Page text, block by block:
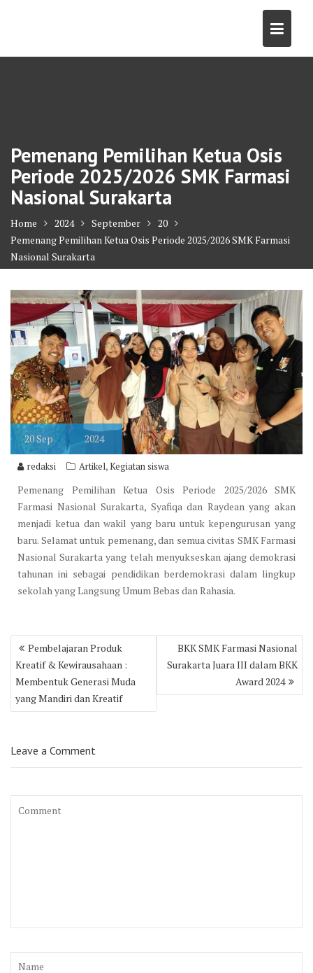
Pemenang Pemilihan Ketua Osis
Periode 2025/2026 SMK Farmasi
Nasional Surakarta
Home 2024 September
20
Pemenang Pemilihan Ketua Osis Periode 2025/2026 SMK Farmasi
Nasional Surakarta
20Sep 2024
redaksi Artikel,Kegiatan siswa
Pemenang Pemilihan Ketua Osis Periode 2025/2026 SMK
Farmasi Nasional Surakarta, Syafiqa dan Raydean yang akan
menjadi ketua dan wakil yang baru untuk kepengurusan yang
baru. Selamat untuk pemenang, dan semua civitas SMK Farmasi
Nasional Surakarta yang telah menyukseskan ajang demokrasi
tahunan ini sebagai pendidikan berdemokrasi dalam lingkup
sekolah yang Langsung Umum Bebas dan Rahasia.
Post
navigation
Pembelajaran Produk
Kreatif & Kewirausahaan :
Membentuk Generasi Muda
yang Mandiri dan Kreatif
BKK SMK Farmasi Nasional
Surakarta Juara III dalam BKK
Award 2024
Leave a Comment